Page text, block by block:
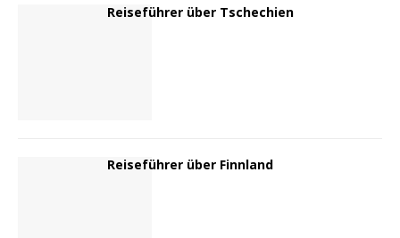
Reiseführer über Tschechien
Reiseführer über Finnland